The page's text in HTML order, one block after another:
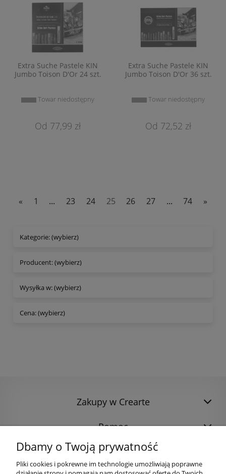
Extra Suche Pastele KIN
Jumbo Toison D'Or 24 szt.
Towar niedostępny
77,99 zł
Extra Suche Pastele KIN
Jumbo Toison D'Or 36 szt.
Towar niedostępny
72,52 zł
« 1 ... 23 24 25 26 27 ... 74 »
Kategorie: (wybierz)
Producent: (wybierz)
Wysyłka w: (wybierz)
Cena: (wybierz)
Zakupy w Crearte
Pomoc
Dbamy o Twoją prywatność
Pliki cookies i pokrewne im technologie umożliwiają poprawne